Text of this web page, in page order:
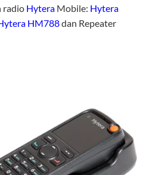
radio Hytera Mobile: Hytera
HM788dan Repeater